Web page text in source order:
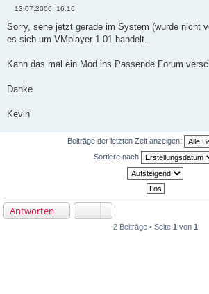
i
t
g
13.07.2006, 16:16
Sorry, sehe jetzt gerade im System (wurde nicht
es sich um VMplayer 1.01 handelt.
Kann das mal ein Mod ins Passende Forum
Danke
Kevin
Beiträge der letzten Zeit anzeigen:
Sortiere nach
Antworten
2 Beiträge • Seite 1 von 1